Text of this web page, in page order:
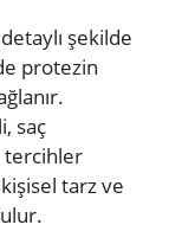
şekilde
protezin
saç
tercihler
tarz ve